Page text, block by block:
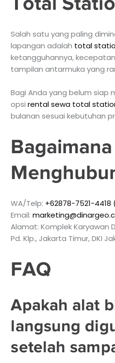
Salah satu yang paling
lapangan adalah total
ketangguhannya,
tampilan antarmuka yang
Bagi Anda yang belum siap
opsirental sewa total
bulanan sesuai kebutuhan
WA/Telp: +62878-7521-
Email:
Alamat: Komplek Karyawan
Pd. Klp., Jakarta Timur, DKI
FAQ
Apakah alat
langsung
setelah